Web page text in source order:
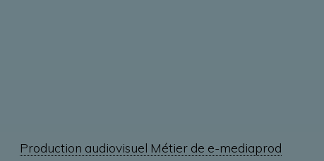
Production audiovisuel Métier de e-mediaprod